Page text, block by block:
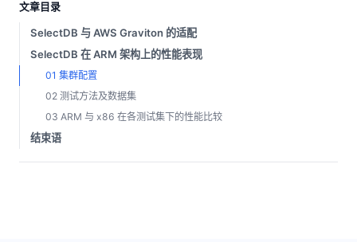
文章目录
SelectDB 与 AWS Graviton 的适配
SelectDB 在 ARM 架构上的性能表现
01 集群配置
02 测试方法及数据集
03 ARM 与 x86 在各测试集下的性能比较
结束语